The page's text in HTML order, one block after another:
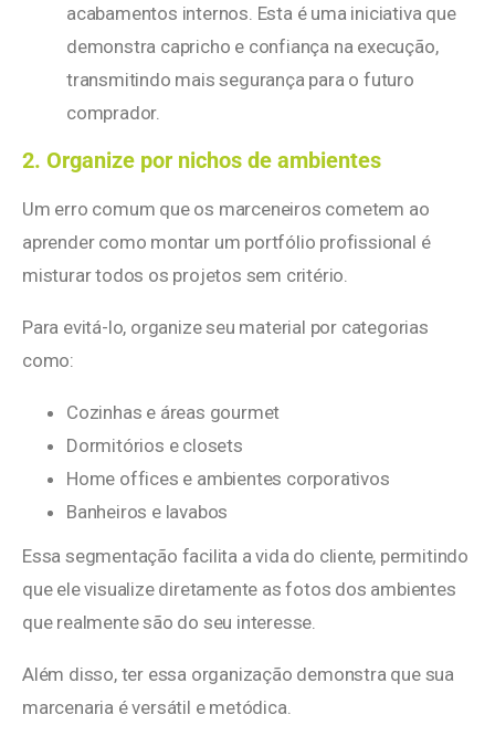
acabamentos internos. Esta é uma iniciativa que
demonstra capricho e confiança na execução,
transmitindo mais segurança para o futuro
comprador.
2. Organize por nichos de ambientes
Um erro comum que os marceneiros cometem ao
aprender como montar um portfólio profissional é
misturar todos os projetos sem critério.
Para evitá-lo, organize seu material por categorias
como:
Cozinhas e áreas gourmet
Dormitórios e closets
Home offices e ambientes corporativos
Banheiros e lavabos
Essa segmentação facilita a vida do cliente, permitindo
que ele visualize diretamente as fotos dos ambientes
que realmente são do seu interesse.
Além disso, ter essa organização demonstra que sua
marcenaria é versátil e metódica.